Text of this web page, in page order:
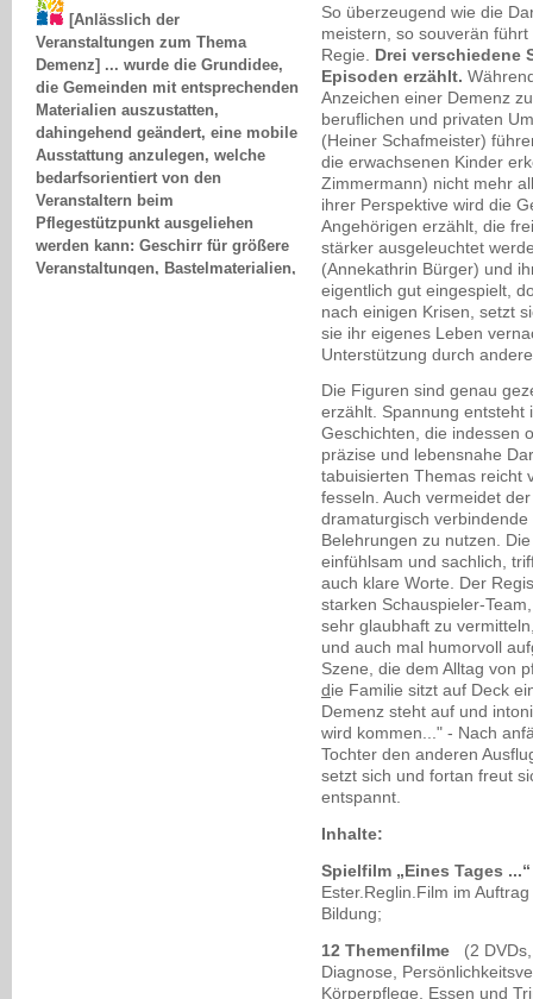
So überzeugend wie die
meistern, so souverän
Regie. Drei verschiedene
Episoden erzählt.
Anzeichen einer Demenz
beruflichen und privaten
(Heiner Schafmeister)
die erwachsenen Kinder
Zimmermann) nicht mehr
ihrer Perspektive wird die
Angehörigen erzählt, die
stärker ausgeleuchtet
(Annekathrin Bürger) und
eigentlich gut eingespielt,
nach einigen Krisen, setzt
sie ihr eigenes Leben
Unterstützung durch
Die Figuren sind genau
erzählt. Spannung entsteht
Geschichten, die indessen
präzise und lebensnahe
tabuisierten Themas reicht
fesseln. Auch vermeidet
dramaturgisch
Belehrungen zu nutzen.
einfühlsam und sachlich,
auch klare Worte. Der
starken Schauspieler-
sehr glaubhaft zu
und auch mal humorvoll
Szene, die dem Alltag von
die Familie sitzt auf Deck
Demenz steht auf und
wird kommen..." - Nach
Tochter den anderen
setzt sich und fortan freut
entspannt.
Inhalte:
Spielfilm „Eines Tages ...“
Ester.Reglin.Film im
Bildung;
12 Themenfilme
(2
Diagnose,
Körperpflege, Essen und
Veranstaltungen zum Thema
Demenz] ... wurde die Grundidee,
die Gemeinden mit entsprechenden
Materialien auszustatten,
dahingehend geändert, eine mobile
Ausstattung anzulegen, welche
bedarfsorientiert von den
Veranstaltern beim
Pflegestützpunkt ausgeliehen
werden kann: Geschirr für größere
Veranstaltungen, Bastelmaterialien,
eine umfangreiche Spielsammlung